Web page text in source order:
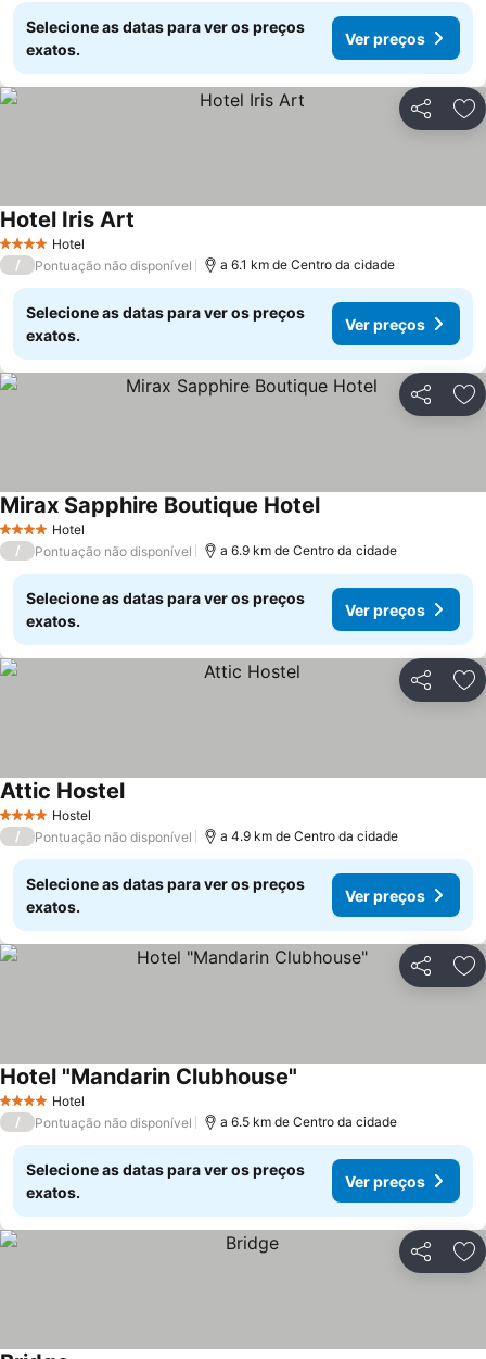
Selecione as datas para ver os preços
exatos.
Ver preços
Partilhar
4 EstrelasHotel
Hotel Iris Art
/ Pontuação não disponível a 6.1 km de Centro da cidade
Selecione as datas para ver os preços
exatos.
Ver preços
Partilhar
4 EstrelasHotel
Mirax Sapphire Boutique Hotel
/ Pontuação não disponível a 6.9 km de Centro da cidade
Selecione as datas para ver os preços
exatos.
Ver preços
Partilhar
4 EstrelasHostel
Attic Hostel
/ Pontuação não disponível a 4.9 km de Centro da cidade
Selecione as datas para ver os preços
exatos.
Ver preços
Partilhar
4 EstrelasHotel
Hotel "Mandarin Clubhouse"
/ Pontuação não disponível a 6.5 km de Centro da cidade
Selecione as datas para ver os preços
exatos.
Ver preços
Partilhar